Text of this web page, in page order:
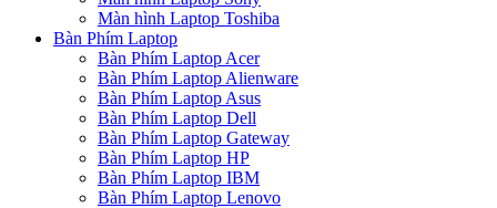
Màn hình Laptop Toshiba
Bàn Phím Laptop
Bàn Phím Laptop Acer
Bàn Phím Laptop Alienware
Bàn Phím Laptop Asus
Bàn Phím Laptop Dell
Bàn Phím Laptop Gateway
Bàn Phím Laptop HP
Bàn Phím Laptop IBM
Bàn Phím Laptop Lenovo